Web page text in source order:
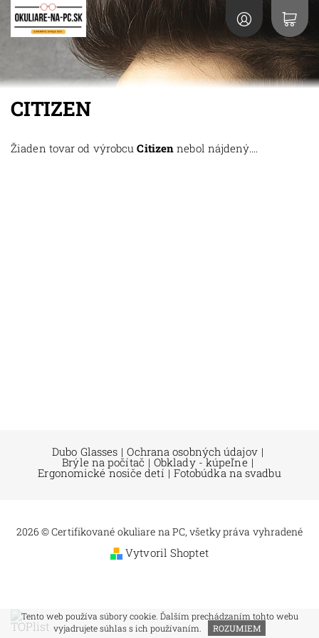
CITIZEN
Žiaden tovar od výrobcuCitizen nebol nájdený....
Dubo Glasses | Ochrana osobných údajov |
Brýle na počítač | Obklady - kúpeľne |
Ergonomické nosiče detí | Fotobúdka na svadbu
2026 © Certifikované okuliare na PC, všetky práva vyhradené
Vytvoril Shoptet
Tento web používa súbory cookie. Ďalším prechádzaním tohto webu
vyjadrujete súhlas s ich používaním.
ROZUMIEM